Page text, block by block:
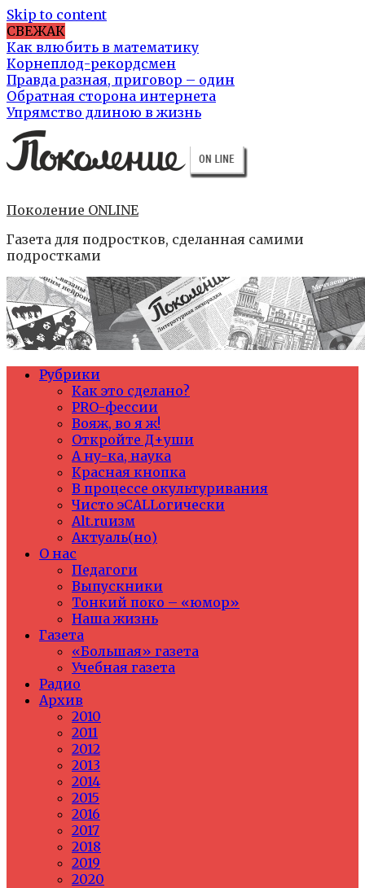
Skip to content
СВЕЖАК
Как влюбить в математику
Корнеплод-рекордсмен
Правда разная, приговор – один
Обратная сторона интернета
Упрямство длиною в жизнь
Поколение ONLINE
Газета для подростков, сделанная самими
подростками
Рубрики
Как это сделано?
PRO-фессии
Вояж, во я ж!
Откройте Д+уши
А ну-ка, наука
Красная кнопка
В процессе окультуривания
Чисто эCALLогически
Alt.ruизм
Актуаль(но)
О нас
Педагоги
Выпускники
Тонкий поко – «юмор»
Наша жизнь
Газета
«Большая» газета
Учебная газета
Радио
Архив
2010
2011
2012
2013
2014
2015
2016
2017
2018
2019
2020